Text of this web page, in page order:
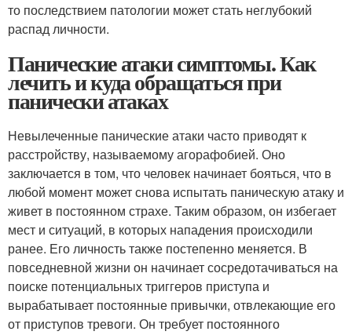
то последствием патологии может стать неглубокий
распад личности.
Панические атаки симптомы. Как
лечить и куда обращаться при
панически атаках
Невылеченные панические атаки часто приводят к
расстройству, называемому агорафобией. Оно
заключается в том, что человек начинает бояться, что в
любой момент может снова испытать паническую атаку и
живет в постоянном страхе. Таким образом, он избегает
мест и ситуаций, в которых нападения происходили
ранее. Его личность также постепенно меняется. В
повседневной жизни он начинает сосредотачиваться на
поиске потенциальных триггеров приступа и
вырабатывает постоянные привычки, отвлекающие его
от приступов тревоги. Он требует постоянного